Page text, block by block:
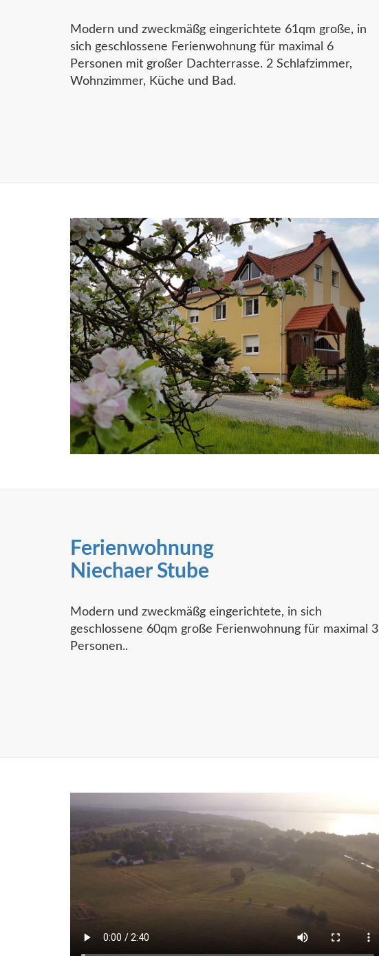
Modern und zweckmäßg eingerichtete 61qm große, in
sich geschlossene Ferienwohnung für maximal 6
Personen mit großer Dachterrasse. 2 Schlafzimmer,
Wohnzimmer, Küche und Bad.
Ferienwohnung
Niechaer Stube
Modern und zweckmäßg eingerichtete, in sich
geschlossene 60qm große Ferienwohnung für maximal 3
Personen..